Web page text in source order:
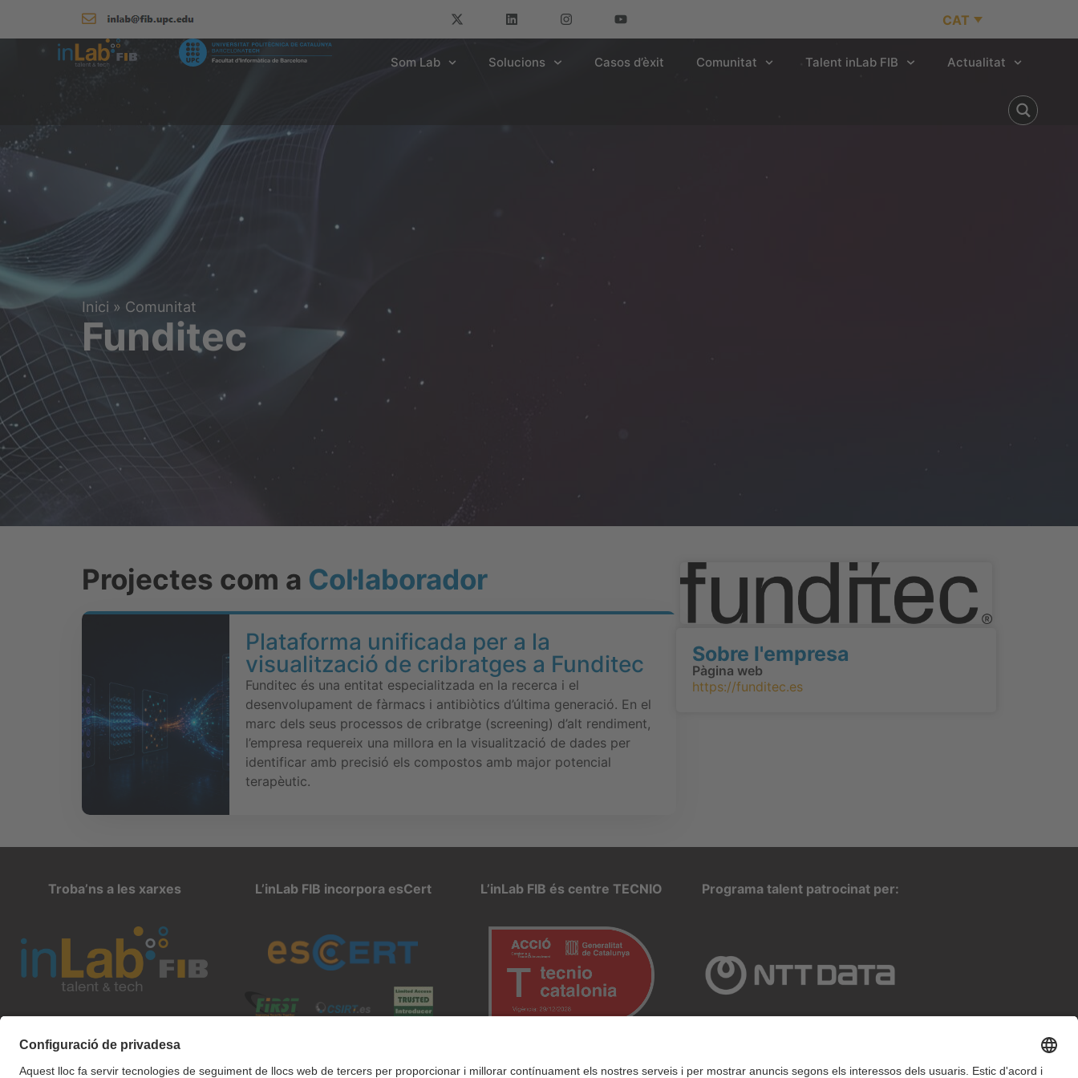
CAT
Som Lab Solucions Casos d’èxit Comunitat Talent inLab FIB Actualitat
Inici » Comunitat
Funditec
Projectes com a Col·laborador
Plataforma unificada per a la
visualització de cribratges a Funditec
Funditec és una entitat especialitzada en la recerca i el
desenvolupament de fàrmacs i antibiòtics d’última generació. En el
marc dels seus processos de cribratge (screening) d’alt rendiment,
l’empresa requereix una millora en la visualització de dades per
identificar amb precisió els compostos amb major potencial
terapèutic.
Sobre l'empresa
Pàgina web
https://funditec.es
Troba’ns a les xarxes L’inLab FIB incorpora esCert L’inLab FIB és centre TECNIO Programa talent patrocinat per: